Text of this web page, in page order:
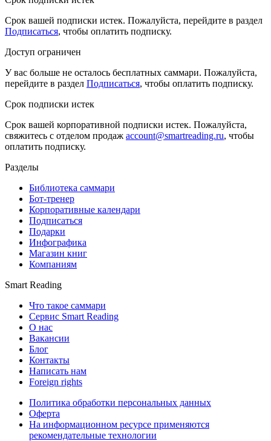
Срок вашей подписки истек. Пожалуйста, перейдите в раздел
Подписаться, чтобы оплатить подписку.
Доступ ограничен
У вас больше не осталось бесплатных саммари. Пожалуйста,
перейдите в раздел Подписаться, чтобы оплатить подписку.
Срок подписки истек
Срок вашей корпоративной подписки истек. Пожалуйста,
свяжитесь с отделом продаж account@smartreading.ru, чтобы
оплатить подписку.
Разделы
Библиотека саммари
Бот-тренер
Корпоративные календари
Подписаться
Подарки
Инфографика
Магазин книг
Компаниям
Smart Reading
Что такое саммари
Сервис Smart Reading
О нас
Вакансии
Блог
Контакты
Написать нам
Foreign rights
Политика обработки персональных данных
Оферта
На информационном ресурсе применяются
рекомендательные технологии